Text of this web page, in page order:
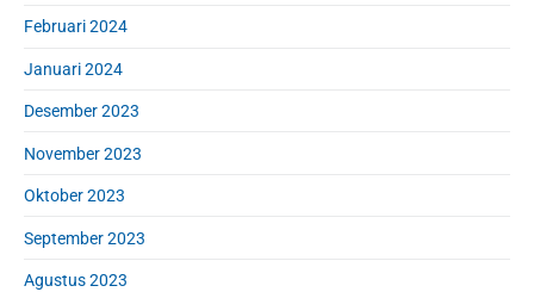
Februari 2024
Januari 2024
Desember 2023
November 2023
Oktober 2023
September 2023
Agustus 2023